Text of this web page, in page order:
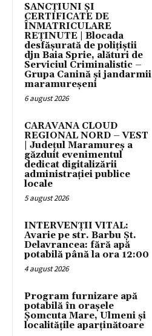
SANCȚIUNI ȘI
CERTIFICATE DE
ÎNMATRICULARE
REȚINUTE | Blocada
desfășurată de polițiștii
djn Baia Sprie, alături de
Serviciul Criminalistic –
Grupa Canină și jandarmii
maramureșeni
6 august 2026
CARAVANA CLOUD
REGIONAL NORD – VEST
| Județul Maramureș a
găzduit evenimentul
dedicat digitalizării
administrației publice
locale
5 august 2026
INTERVENȚII VITAL:
Avarie pe str. Barbu Șt.
Delavrancea: fără apă
potabilă până la ora 12:00
4 august 2026
Program furnizare apă
potabilă în orașele
Șomcuta Mare, Ulmeni și
localitățile aparținătoare